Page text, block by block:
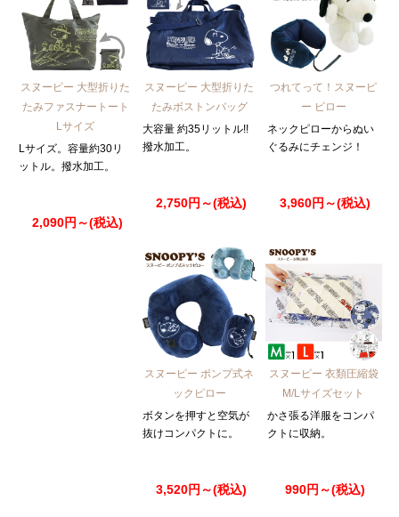
スヌーピー 大型折りた
たみファスナートート
Lサイズ
Lサイズ。容量約30リ
ットル。撥水加工。
2,090円～(税込)
スヌーピー 大型折りた
たみボストンバッグ
大容量 約35リットル!!
撥水加工。
2,750円～(税込)
つれてって！スヌーピ
ー ピロー
ネックピローからぬい
ぐるみにチェンジ！
3,960円～(税込)
スヌーピー ポンプ式ネ
ックピロー
ボタンを押すと空気が
抜けコンパクトに。
3,520円～(税込)
スヌーピー 衣類圧縮袋
M/Lサイズセット
かさ張る洋服をコンパ
クトに収納。
990円～(税込)